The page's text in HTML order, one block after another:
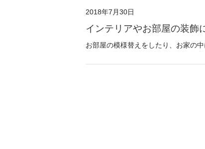
2018年7月30日
インテリアやお部屋の装飾
お部屋の模様替えをしたり、お家の